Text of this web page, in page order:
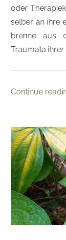
oder
selber an ihre
brenne aus
Traumata ihrer
Continue